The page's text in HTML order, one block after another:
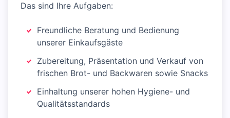
Das sind Ihre Aufgaben:
Freundliche Beratung und Bedienung
unserer Einkaufsgäste
Zubereitung, Präsentation und Verkauf von
frischen Brot- und Backwaren sowie Snacks
Einhaltung unserer hohen Hygiene- und
Qualitätsstandards